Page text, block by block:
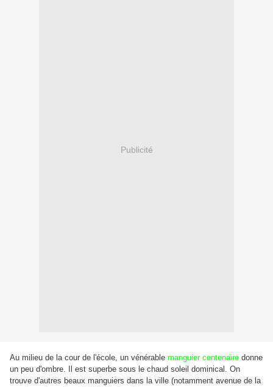
Publicité
Au milieu de la cour de l'école, un vénérable manguier centenaire donne
un peu d'ombre. Il est superbe sous le chaud soleil dominical. On
trouve d'autres beaux manguiers dans la ville (notamment avenue de la